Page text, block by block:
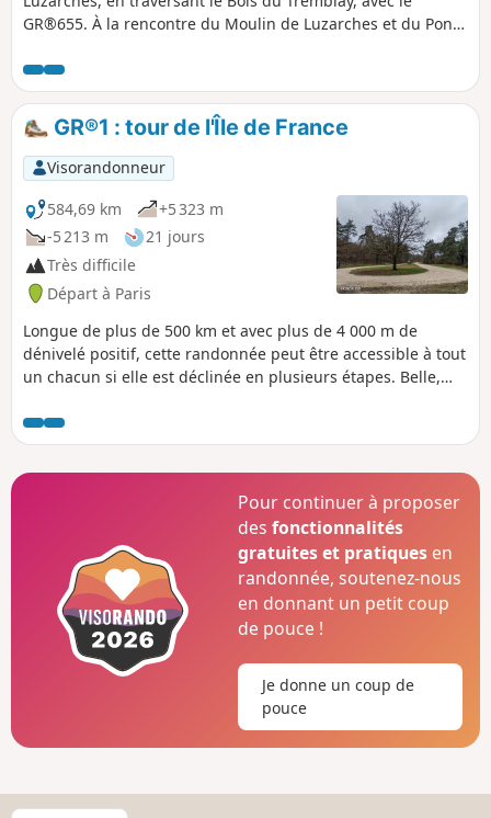
GR®655. À la rencontre du Moulin de Luzarches et du Pont
et de la Fontaine aux Verres. Un parcours assez ombragé,
agréable à l'été par grosse chaleur.
GR®1 : tour de l'Île de France
Visorandonneur
584,69 km
+5 323 m
-5 213 m
21 jours
Très difficile
Départ à Paris
Longue de plus de 500 km et avec plus de 4 000 m de
dénivelé positif, cette randonnée peut être accessible à tout
un chacun si elle est déclinée en plusieurs étapes. Belle,
tous ceux qui veulent s'essayer à la randonnée. Les points
d'intérêt sont très nombreux autour de cette randonnée.
Les férus d'histoire et de patrimoine mais aussi de nature y
Pour continuer à proposer
desfonctionnalités
gratuites et pratiques en
randonnée, soutenez-nous
en donnant un petit coup
de pouce !
Je donne un coup de
pouce